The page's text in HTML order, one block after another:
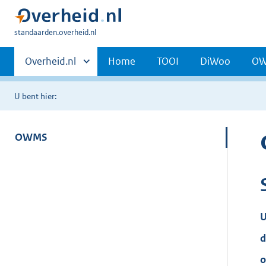
U
hier:
standaarden.overheid.nl
Primaire
navigatie
Andere
sites
binnen
Overheid.nl Home TOOI DiWoo
U bent hier:
OWMS